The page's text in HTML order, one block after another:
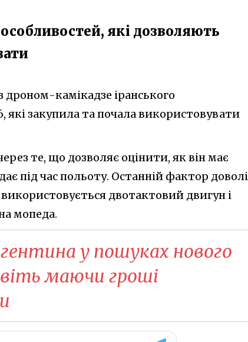
які дозволяють
дроном-камікадзе іранського
які закупила та почала використовувати
те, що дозволяє оцінити, як він має
під час польоту. Останній фактор доволі
двотактовий двигун і
мопеда.
у пошуках нового
маючи гроші